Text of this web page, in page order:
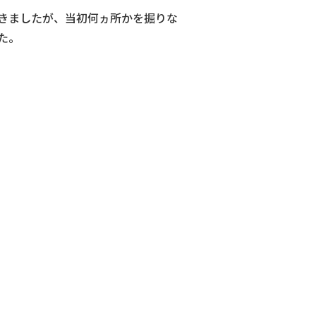
ましたが、当初何ヵ所かを掘りな